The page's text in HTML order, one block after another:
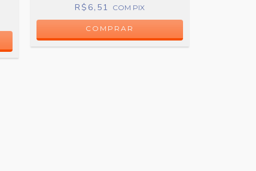
R$6,51 COM PIX
COMPRAR